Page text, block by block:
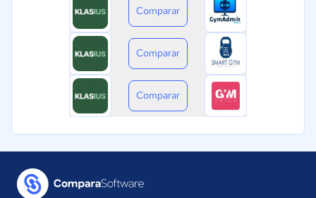
Comparar
Comparar
Comparar